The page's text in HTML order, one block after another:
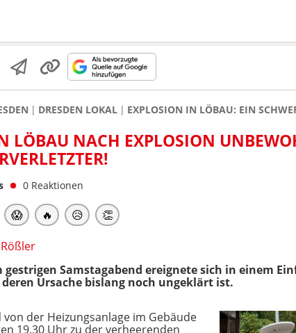
DRESDEN LOKAL EXPLOSION IN LÖBAU: EIN
LÖBAU NACH EXPLOSION
0 Reaktionen
😱 🔥 😥 👏
gestrigen Samstagabend ereignete sich in einem
Ursache bislang noch ungeklärt ist.
von der Heizungsanlage im Gebäude
19.30 Uhr zu der verheerenden